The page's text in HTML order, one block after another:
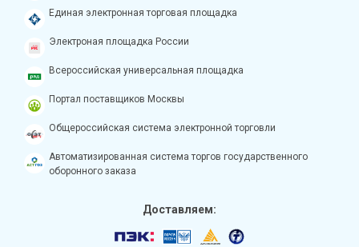
Единая электронная торговая площадка
Электроная площадка России
Всероссийская универсальная площадка
Портал поставщиков Москвы
Общероссийская система электронной торговли
Автоматизированная система торгов государственного
оборонного заказа
Доставляем: